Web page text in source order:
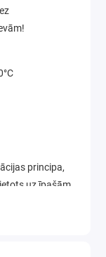
principa,
uz īpašām
produkti